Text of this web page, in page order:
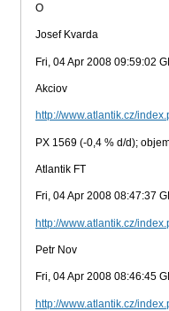
O
Josef Kvarda
Fri, 04 Apr 2008 09:59:02
Akciov
http://www.atlantik.cz/
PX 1569 (-0,4 % d/d);
Atlantik FT
Fri, 04 Apr 2008 08:47:37
http://www.atlantik.cz/
Petr Nov
Fri, 04 Apr 2008 08:46:45
http://www.atlantik.cz/